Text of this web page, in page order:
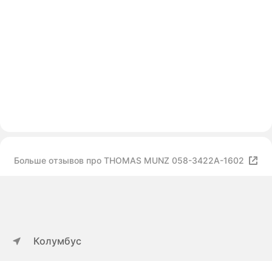
Больше отзывов про THOMAS MUNZ 058-3422A-1602
Колумбус